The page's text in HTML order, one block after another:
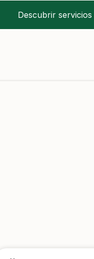
Descubrir servicios